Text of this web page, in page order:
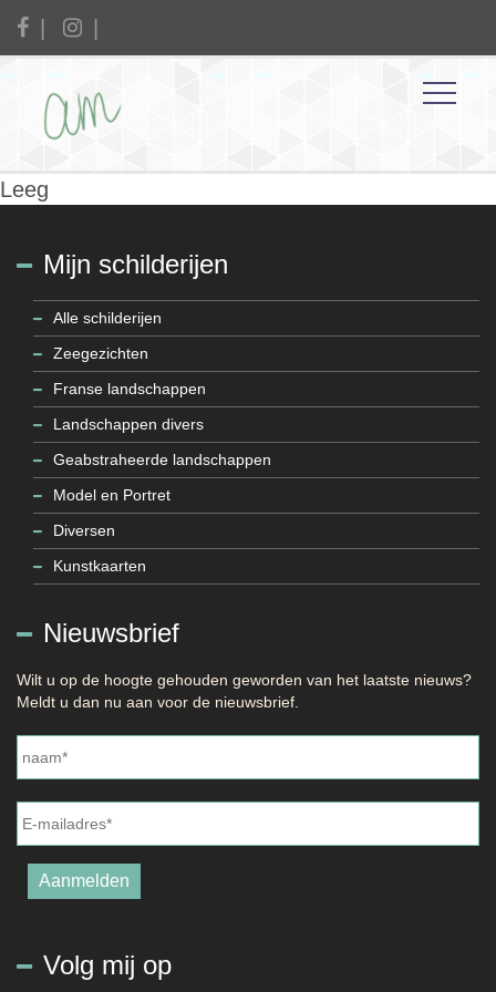
Leeg
Mijn schilderijen
Alle schilderijen
Zeegezichten
Franse landschappen
Landschappen divers
Geabstraheerde landschappen
Model en Portret
Diversen
Kunstkaarten
Nieuwsbrief
Wilt u op de hoogte gehouden geworden van het laatste nieuws?
Meldt u dan nu aan voor de nieuwsbrief.
Aanmelden
Volg mij op